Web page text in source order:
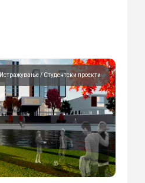
Истражување Студентски проекти